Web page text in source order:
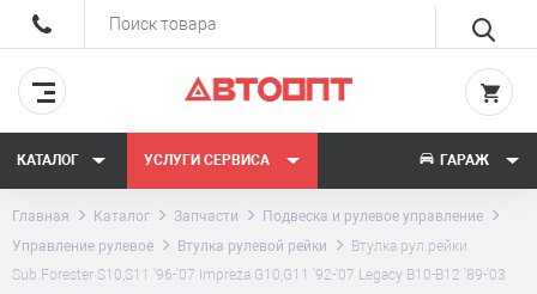
КАТАЛОГ УСЛУГИ СЕРВИСА ГАРАЖ
Главная Каталог Запчасти
Подвеска и рулевое управление
Управление рулевое
Втулка рулевой рейки
Втулка рул.рейки
Sub.Forester S10,S11 '96-'07 Impreza G10,G11 '92-'07 Legacy B10-B12 '89-'03